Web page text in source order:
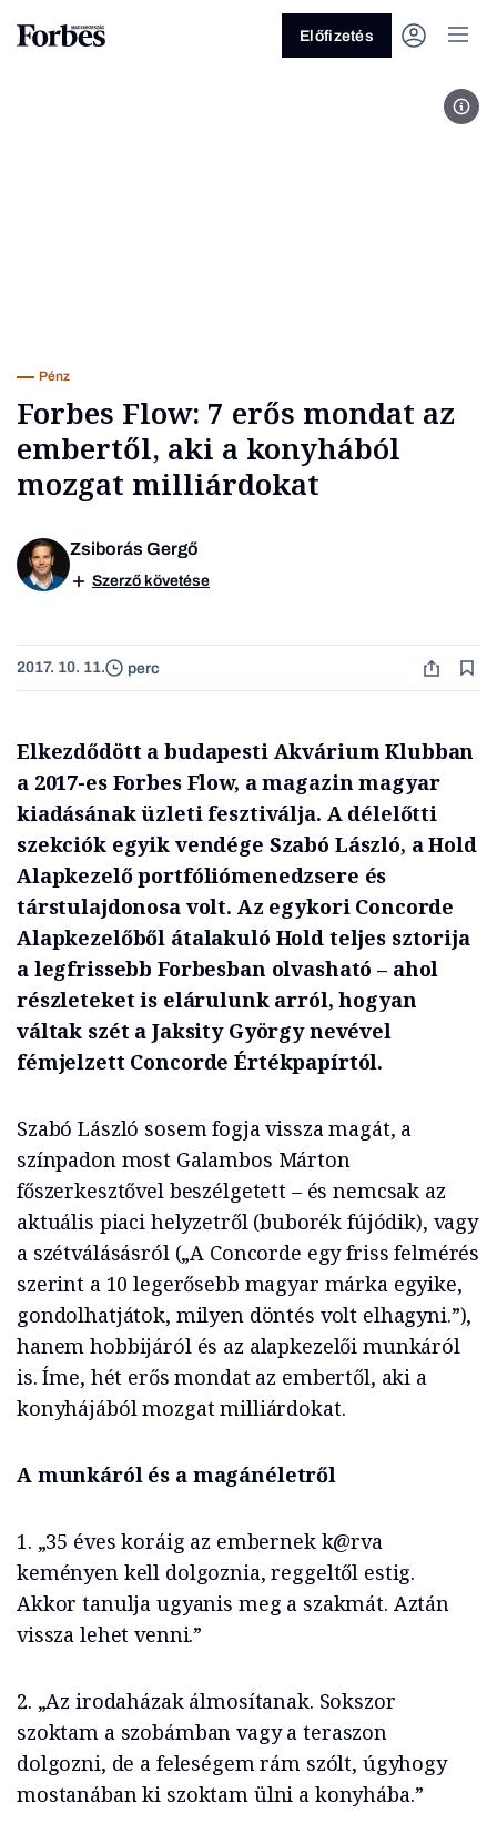
Előfizetés
Pénz
Forbes Flow: 7 erős mondat az
embertől, aki a konyhából
mozgat milliárdokat
Zsiborás Gergő
Szerző követése
2017. 10. 11. perc
Elkezdődött a budapesti Akvárium Klubban
a 2017-es Forbes Flow, a magazin magyar
kiadásának üzleti fesztiválja. A délelőtti
szekciók egyik vendége Szabó László, a Hold
Alapkezelő portfóliómenedzsere és
társtulajdonosa volt. Az egykori Concorde
Alapkezelőből átalakuló Hold teljes sztorija
a legfrissebb Forbesban olvasható – ahol
részleteket is elárulunk arról, hogyan
váltak szét a Jaksity György nevével
fémjelzett Concorde Értékpapírtól.
Szabó László sosem fogja vissza magát, a
színpadon most Galambos Márton
főszerkesztővel beszélgetett – és nemcsak az
aktuális piaci helyzetről (buborék fújódik), vagy
a szétválásásról („A Concorde egy friss felmérés
szerint a 10 legerősebb magyar márka egyike,
gondolhatjátok, milyen döntés volt elhagyni.”),
hanem hobbijáról és az alapkezelői munkáról
is. Íme, hét erős mondat az embertől, aki a
konyhájából mozgat milliárdokat.
A munkáról és a magánéletről
1. „35 éves koráig az embernek k@rva
keményen kell dolgoznia, reggeltől estig.
Akkor tanulja ugyanis meg a szakmát. Aztán
vissza lehet venni.”
2. „Az irodaházak álmosítanak. Sokszor
szoktam a szobámban vagy a teraszon
dolgozni, de a feleségem rám szólt, úgyhogy
mostanában ki szoktam ülni a konyhába.”